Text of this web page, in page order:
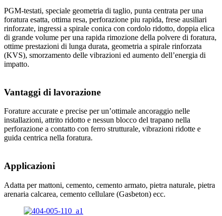
PGM-testati, speciale geometria di taglio, punta centrata per una
foratura esatta, ottima resa, perforazione piu rapida, frese ausiliari
rinforzate, ingressi a spirale conica con cordolo ridotto, doppia elica
di grande volume per una rapida rimozione della polvere di foratura,
ottime prestazioni di lunga durata, geometria a spirale rinforzata
(KVS), smorzamento delle vibrazioni ed aumento dell’energia di
impatto.
Vantaggi di lavorazione
Forature accurate e precise per un’ottimale ancoraggio nelle
installazioni, attrito ridotto e nessun blocco del trapano nella
perforazione a contatto con ferro strutturale, vibrazioni ridotte e
guida centrica nella foratura.
Applicazioni
Adatta per mattoni, cemento, cemento armato, pietra naturale, pietra
arenaria calcarea, cemento cellulare (Gasbeton) ecc.